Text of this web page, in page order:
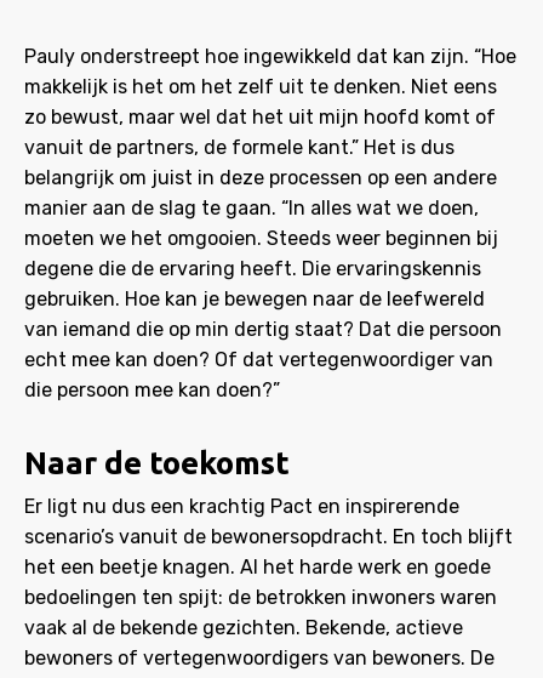
Pauly onderstreept hoe ingewikkeld dat kan zijn. “Hoe
makkelijk is het om het zelf uit te denken. Niet eens
zo bewust, maar wel dat het uit mijn hoofd komt of
vanuit de partners, de formele kant.” Het is dus
belangrijk om juist in deze processen op een andere
manier aan de slag te gaan. “In alles wat we doen,
moeten we het omgooien. Steeds weer beginnen bij
degene die de ervaring heeft. Die ervaringskennis
gebruiken. Hoe kan je bewegen naar de leefwereld
van iemand die op min dertig staat? Dat die persoon
echt mee kan doen? Of dat vertegenwoordiger van
die persoon mee kan doen?”
Naar de toekomst
Er ligt nu dus een krachtig Pact en inspirerende
scenario’s vanuit de bewonersopdracht. En toch blijft
het een beetje knagen. Al het harde werk en goede
bedoelingen ten spijt: de betrokken inwoners waren
vaak al de bekende gezichten. Bekende, actieve
bewoners of vertegenwoordigers van bewoners. De